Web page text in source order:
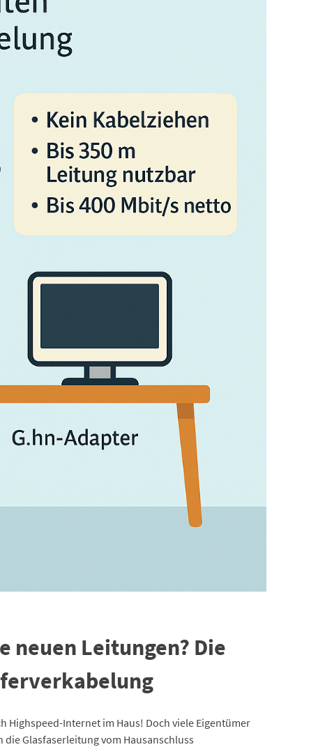
neuen Leitungen? Die
Highspeed-Internet im Haus! Doch viele Eigentümer
Glasfaserleitung vom Hausanschluss